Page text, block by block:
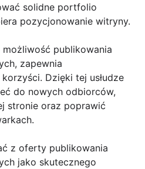
solidne portfolio
pozycjonowanie witryny.
możliwość publikowania
zapewnia
Dzięki tej usłudze
do nowych odbiorców,
stronie oraz poprawić
z oferty publikowania
jako skutecznego